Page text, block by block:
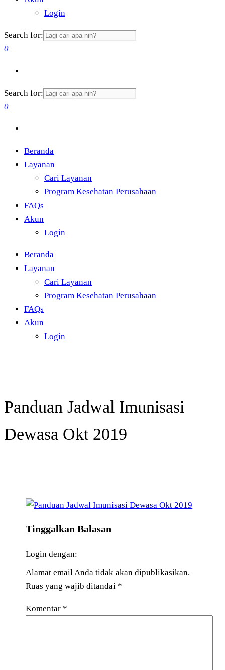
Login
Search for:
0
Search for:
0
Beranda
Layanan
Cari Layanan
Program Kesehatan Perusahaan
FAQs
Akun
Login
Beranda
Layanan
Cari Layanan
Program Kesehatan Perusahaan
FAQs
Akun
Login
Panduan Jadwal Imunisasi
Dewasa Okt 2019
Tinggalkan Balasan
Login dengan:
Alamat email Anda tidak akan dipublikasikan.
Ruas yang wajib ditandai *
Komentar *